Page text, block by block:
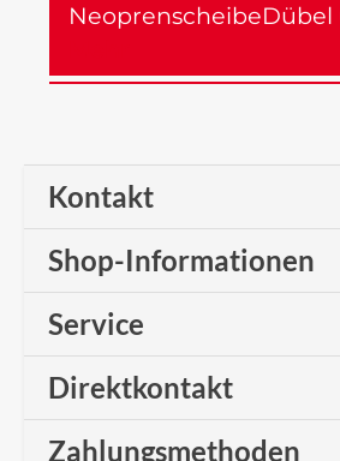
NeoprenscheibeDübel
Kontakt
Shop-Informationen
Service
Direktkontakt
Zahlungsmethoden